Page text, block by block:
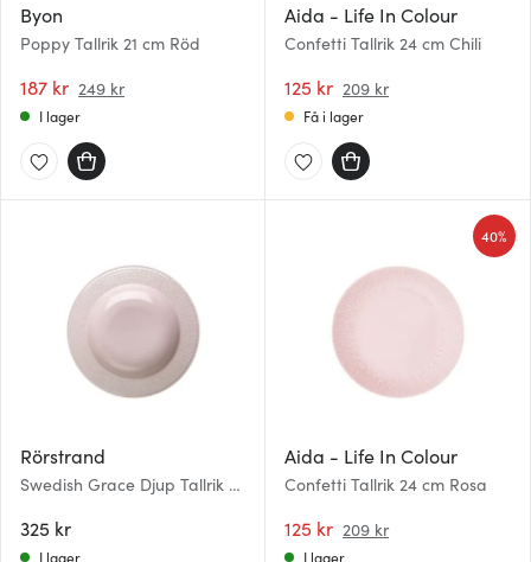
Byon
Poppy Tallrik 21 cm Röd
187 kr 249 kr
I lager
Aida - Life In Colour
Confetti Tallrik 24 cm Chili
125 kr 209 kr
Få i lager
Rörstrand
Swedish Grace Djup Tallrik 25
325 kr
I lager
Aida - Life In Colour
Confetti Tallrik 24 cm Rosa
125 kr 209 kr
40%
I lager